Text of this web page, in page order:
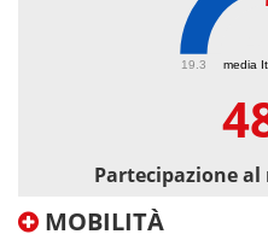
media
19.3
Partecipazione
MOBILITÀ